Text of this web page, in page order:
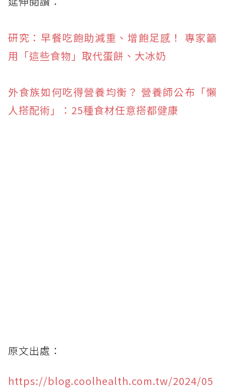
研究：早餐吃飽助減重、增飽足感！ 專家籲
用「這些食物」取代蛋餅、大冰奶
外食族如何吃得營養均衡？ 營養師公布「懶
人搭配術」：25種食材任意搭都健康
原文出處：
https://blog.coolhealth.com.tw/2024/05